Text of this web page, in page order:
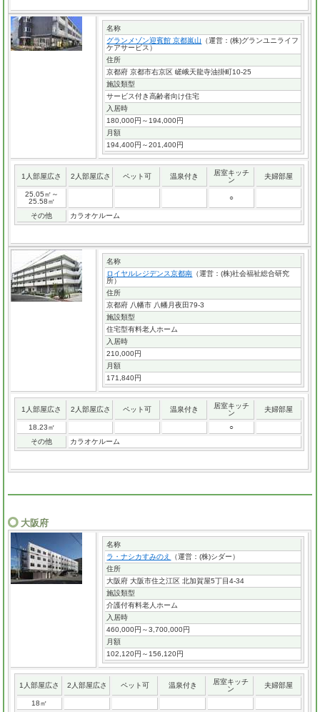
名称
グランメゾン迎賓館 京都嵐山
（運営：(株)グランユニライフ
ケアサービス）
住所
京都府 京都市右京区 嵯峨天龍寺油掛町10-25
施設類型
サービス付き高齢者向け住宅
入居時
180,000円～194,000円
月額
194,400円～201,400円
1人部屋広さ 2人部屋広さ ペット可 温泉付き
居室キッチ
ン
夫婦部屋
25.05㎡～
25.58㎡
○
その他 カラオケルーム
名称
ロイヤルレジデンス京都南 （運営：(株)社会福祉総合研究
所）
住所
京都府 八幡市 八幡月夜田79-3
施設類型
住宅型有料老人ホーム
入居時
210,000円
月額
171,840円
1人部屋広さ 2人部屋広さ ペット可 温泉付き
居室キッチ
ン
夫婦部屋
18.23㎡
○
その他
カラオケルーム
大阪府
名称
ラ・ナシカすみのえ
（運営：(株)シダー）
住所
大阪府 大阪市住之江区 北加賀屋5丁目4-34
施設類型
介護付有料老人ホーム
入居時
460,000円～3,700,000円
月額
102,120円～156,120円
1人部屋広さ 2人部屋広さ ペット可 温泉付き
居室キッチ
ン
夫婦部屋
18㎡